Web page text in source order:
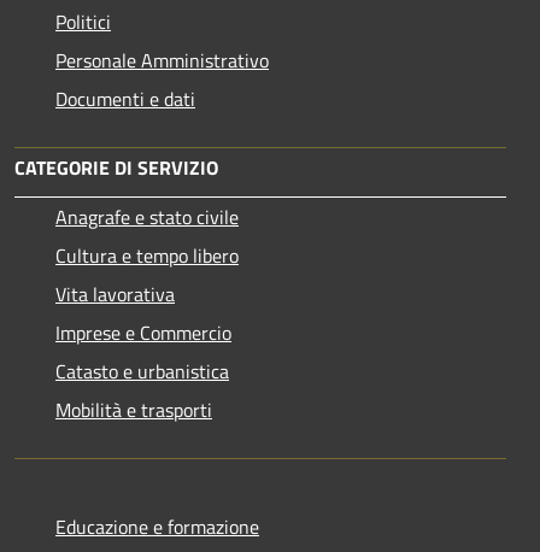
Politici
Personale Amministrativo
Documenti e dati
CATEGORIE DI SERVIZIO
Anagrafe e stato civile
Cultura e tempo libero
Vita lavorativa
Imprese e Commercio
Catasto e urbanistica
Mobilità e trasporti
Educazione e formazione